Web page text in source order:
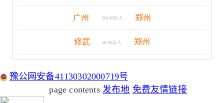
广州 350.00元/人 郑州
修武 60.00元/人 郑州
豫公网安备41130302000719号
page contents 发布地 免费友情链接